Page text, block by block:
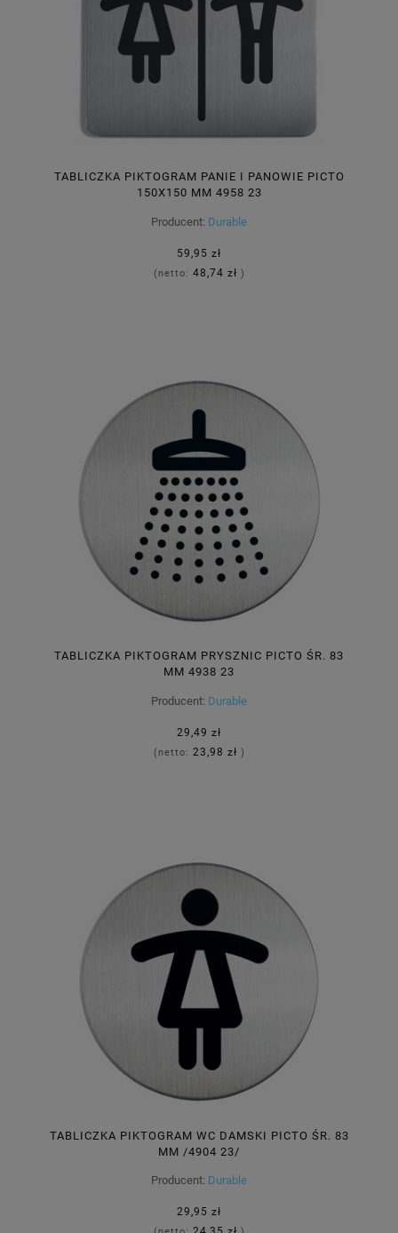
TABLICZKA PIKTOGRAM PANIE I PANOWIE PICTO
150X150 MM 4958 23
Producent: Durable
59,95 zł
(netto: 48,74 zł )
TABLICZKA PIKTOGRAM PRYSZNIC PICTO ŚR. 83
MM 4938 23
Producent: Durable
29,49 zł
(netto: 23,98 zł )
TABLICZKA PIKTOGRAM WC DAMSKI PICTO ŚR. 83
MM /4904 23/
Producent: Durable
29,95 zł